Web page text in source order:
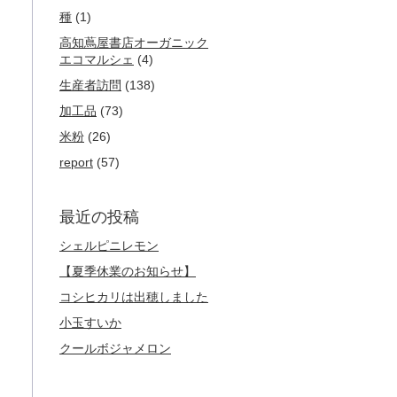
種 (1)
高知蔦屋書店オーガニック
エコマルシェ (4)
生産者訪問 (138)
加工品 (73)
米粉 (26)
report (57)
最近の投稿
シェルピニレモン
【夏季休業のお知らせ】
コシヒカリは出穂しました
小玉すいか
クールボジャメロン